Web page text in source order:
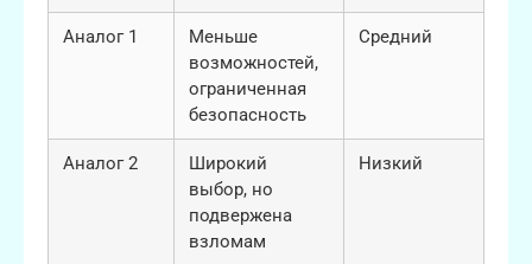
Аналог 1
Меньше
возможностей,
ограниченная
безопасность
Средний
Аналог 2
Широкий
выбор, но
подвержена
взломам
Низкий